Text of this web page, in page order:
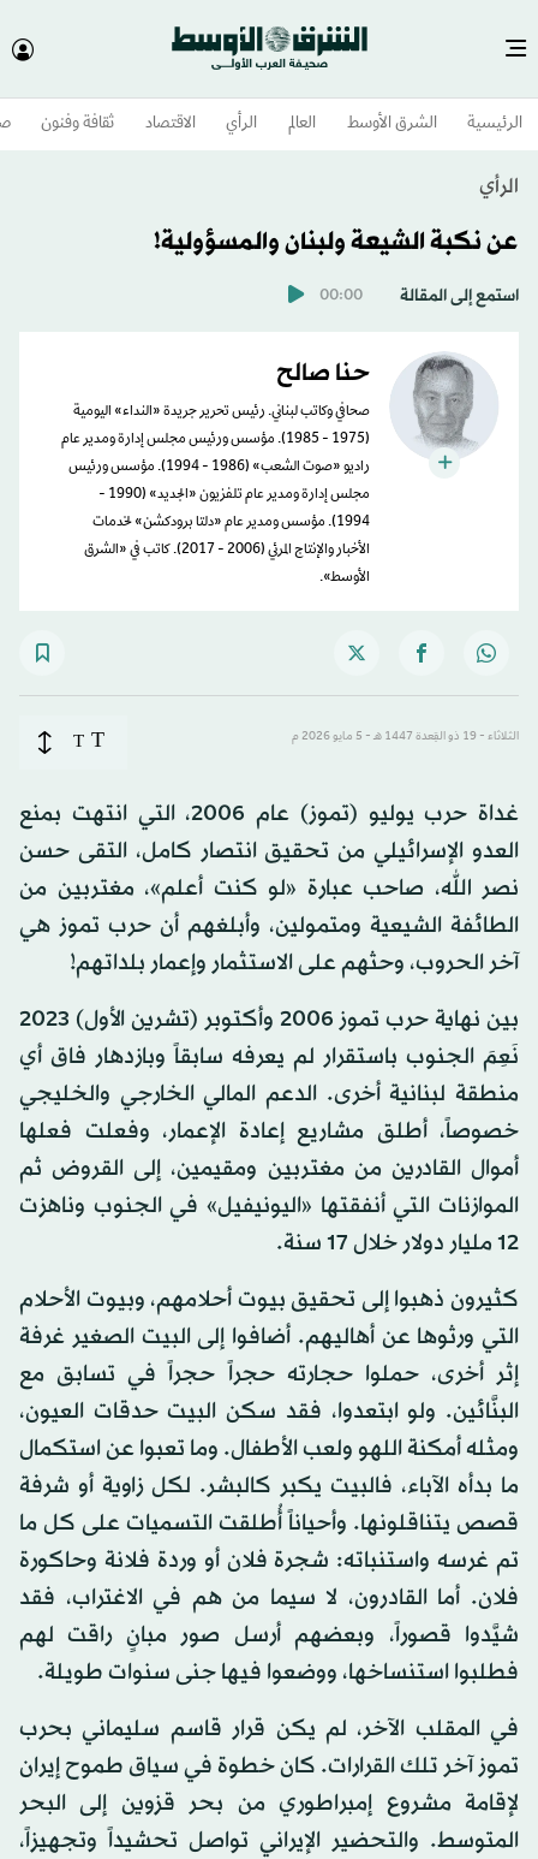
الرئيسية الشرق الأوسط​ العالم الرأي الاقتصاد ثقافة وفنون
الرأي
عن نكبة الشيعة ولبنان والمسؤولية!
استمع إلى المقالة 00:00
حنا صالح
صحافي وكاتب لبناني. رئيس تحرير جريدة «النداء» اليومية
(1975 - 1985). مؤسس ورئيس مجلس إدارة ومدير عام
راديو «صوت الشعب» (1986 - 1994). مؤسس ورئيس
مجلس إدارة ومدير عام تلفزيون «الجديد» (1990 -
1994). مؤسس ومدير عام «دلتا برودكشن» لخدمات
الأخبار والإنتاج المرئي (2006 - 2017). كاتب في «الشرق
الأوسط».
الثلاثاء - 19 ذو القِعدة 1447 هـ - 5 مايو 2026 م T
T
غداة حرب يوليو (تموز) عام 2006، التي انتهت بمنع
العدو الإسرائيلي من تحقيق انتصار كامل، التقى حسن
نصر الله، صاحب عبارة «لو كنت أعلم»، مغتربين من
الطائفة الشيعية ومتمولين، وأبلغهم أن حرب تموز هي
آخر الحروب، وحثهم على الاستثمار وإعمار بلداتهم!
بين نهاية حرب تموز 2006 وأكتوبر (تشرين الأول) 2023
نَعِمَ الجنوب باستقرار لم يعرفه سابقاً وبازدهار فاق أي
منطقة لبنانية أخرى. الدعم المالي الخارجي والخليجي
خصوصاً، أطلق مشاريع إعادة الإعمار، وفعلت فعلها
أموال القادرين من مغتربين ومقيمين، إلى القروض ثم
الموازنات التي أنفقتها «اليونيفيل» في الجنوب وناهزت
12 مليار دولار خلال 17 سنة.
كثيرون ذهبوا إلى تحقيق بيوت أحلامهم، وبيوت الأحلام
التي ورثوها عن أهاليهم. أضافوا إلى البيت الصغير غرفة
إثر أخرى، حملوا حجارته حجراً حجراً في تسابق مع
البنَّائين. ولو ابتعدوا، فقد سكن البيت حدقات العيون،
ومثله أمكنة اللهو ولعب الأطفال. وما تعبوا عن استكمال
ما بدأه الآباء، فالبيت يكبر كالبشر. لكل زاوية أو شرفة
قصص يتناقلونها. وأحياناً أُطلقت التسميات على كل ما
تم غرسه واستنباته: شجرة فلان أو وردة فلانة وحاكورة
فلان. أما القادرون، لا سيما من هم في الاغتراب، فقد
شيَّدوا قصوراً، وبعضهم أرسل صور مبانٍ راقت لهم
فطلبوا استنساخها، ووضعوا فيها جنى سنوات طويلة.
في المقلب الآخر، لم يكن قرار قاسم سليماني بحرب
تموز آخر تلك القرارات. كان خطوة في سياق طموح إيران
لإقامة مشروع إمبراطوري من بحر قزوين إلى البحر
المتوسط. والتحضير الإيراني تواصل تحشيداً وتجهيزاً،